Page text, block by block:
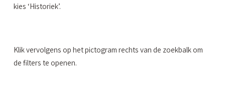
kies ‘Historiek’.
Klik vervolgens op het pictogram rechts van de zoekbalk om
de filters te openen.